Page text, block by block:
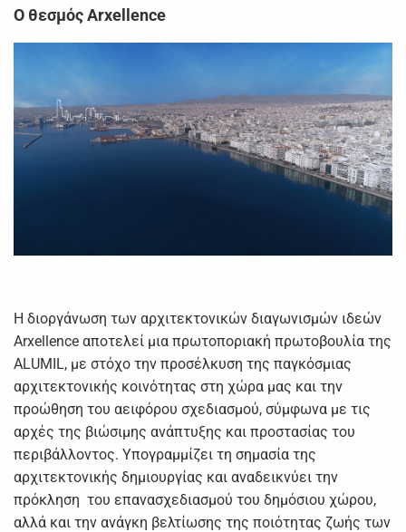
Ο θεσμόςArxellence
Η διοργάνωση των αρχιτεκτονικών διαγωνισμών ιδεών
Arxellence αποτελεί μια πρωτοποριακή πρωτοβουλία της
ALUMIL, με στόχο την προσέλκυση της παγκόσμιας
αρχιτεκτονικής κοινότητας στη χώρα μας και την
προώθηση του αειφόρου σχεδιασμού, σύμφωνα με τις
αρχές της βιώσιμης ανάπτυξης και προστασίας του
περιβάλλοντος. Υπογραμμίζει τη σημασία της
αρχιτεκτονικής δημιουργίας και αναδεικνύει την
πρόκληση του επανασχεδιασμού του δημόσιου χώρου,
αλλά και την ανάγκη βελτίωσης της ποιότητας ζωής των